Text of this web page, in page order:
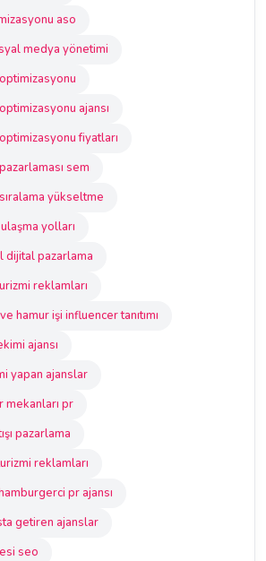
aso
medya yönetimi
ajansı
fiyatları
sem
yükseltme
yolları
dijital pazarlama
reklamları
hamur işi influencer tanıtımı
ajansı
yapan ajanslar
mekanları pr
pazarlama
reklamları
pr ajansı
getiren ajanslar
seo